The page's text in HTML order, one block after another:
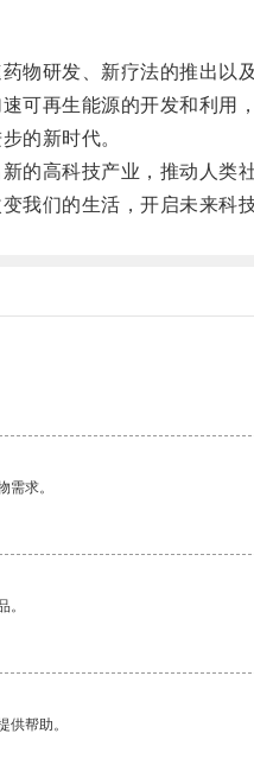
研发、新疗法的推出以及
再生能源的开发和利用，
的新时代。
高科技产业，推动人类社
们的生活，开启未来科技
求。
。
帮助。